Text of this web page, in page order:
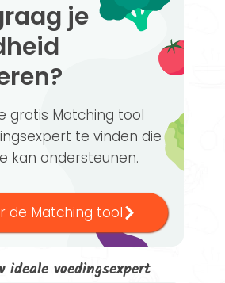
gratis Matching tool
te vinden die
kan ondersteunen.
de Matching tool
ideale voedingsexpert